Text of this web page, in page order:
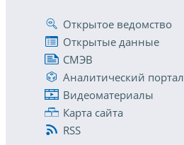
Открытое ведомство
Открытые данные
СМЭВ
Аналитический портал
Видеоматериалы
Карта сайта
RSS